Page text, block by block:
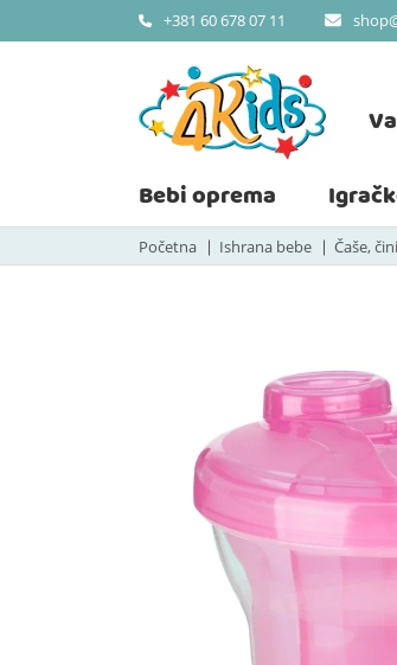
+381 60 678 07 11
Bebi oprema
Početna Ishrana bebe Čaše,